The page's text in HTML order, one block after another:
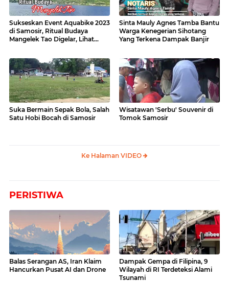
Sukseskan Event Aquabike 2023
di Samosir, Ritual Budaya
Mangelek Tao Digelar, Lihat
Sinta Mauly Agnes Tamba Bantu
Warga Kenegerian Sihotang
Yang Terkena Dampak Banjir
Suka Bermain Sepak Bola, Salah
Satu Hobi Bocah di Samosir
Wisatawan 'Serbu' Souvenir di
Tomok Samosir
Ke Halaman VIDEO
PERISTIWA
Balas Serangan AS, Iran Klaim
Hancurkan Pusat AI dan Drone
Dampak Gempa di Filipina, 9
Wilayah di RI Terdeteksi Alami
Tsunami